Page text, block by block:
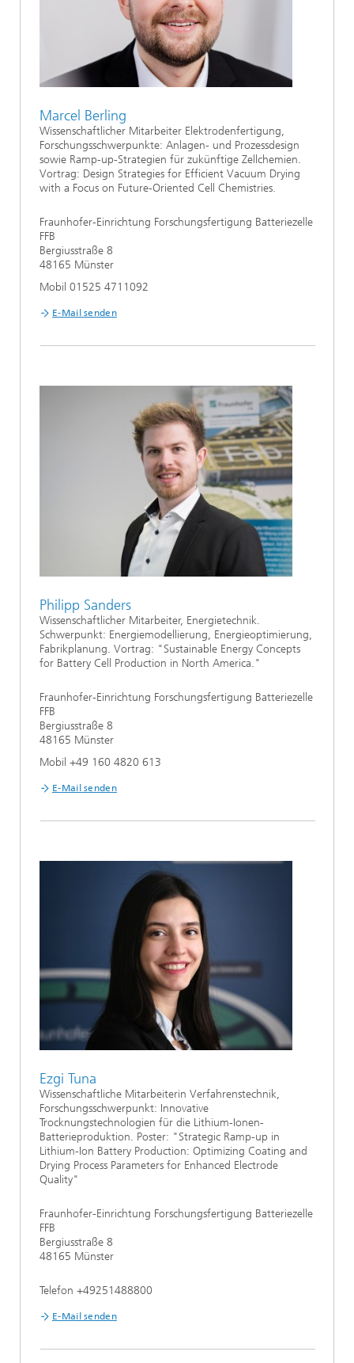
Marcel Berling
Wissenschaftlicher Mitarbeiter Elektrodenfertigung,
Forschungsschwerpunkte: Anlagen- und Prozessdesign
sowie Ramp-up-Strategien für zukünftige Zellchemien.
Vortrag: Design Strategies for Efficient Vacuum Drying
with a Focus on Future-Oriented Cell Chemistries.
Fraunhofer-Einrichtung Forschungsfertigung Batteriezelle
FFB
Bergiusstraße 8
48165 Münster
Mobil 01525 4711092
E-Mail senden
Philipp Sanders
Wissenschaftlicher Mitarbeiter, Energietechnik.
Schwerpunkt: Energiemodellierung, Energieoptimierung,
Fabrikplanung. Vortrag: "Sustainable Energy Concepts
for Battery Cell Production in North America."
Fraunhofer-Einrichtung Forschungsfertigung Batteriezelle
FFB
Bergiusstraße 8
48165 Münster
Mobil +49 160 4820 613
E-Mail senden
Ezgi Tuna
Wissenschaftliche Mitarbeiterin Verfahrenstechnik,
Forschungsschwerpunkt: Innovative
Trocknungstechnologien für die Lithium-Ionen-
Batterieproduktion. Poster: "Strategic Ramp-up in
Lithium-Ion Battery Production: Optimizing Coating and
Drying Process Parameters for Enhanced Electrode
Quality"
Fraunhofer-Einrichtung Forschungsfertigung Batteriezelle
FFB
Bergiusstraße 8
48165 Münster
Telefon +49251488800
E-Mail senden